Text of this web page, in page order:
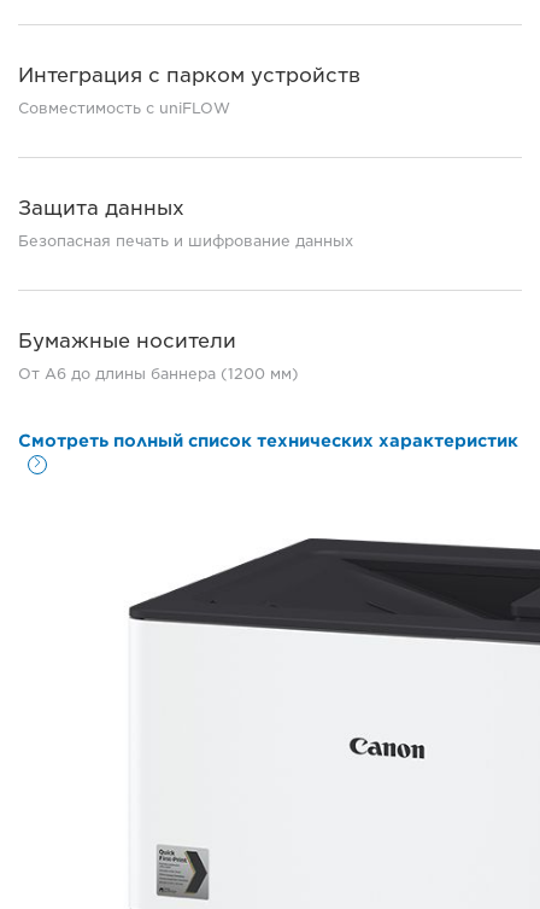
Интеграция с парком устройств
Совместимость с uniFLOW
Защита данных
Безопасная печать и шифрование данных
Бумажные носители
От A6 до длины баннера (1200 мм)
Смотреть полный список технических характеристик